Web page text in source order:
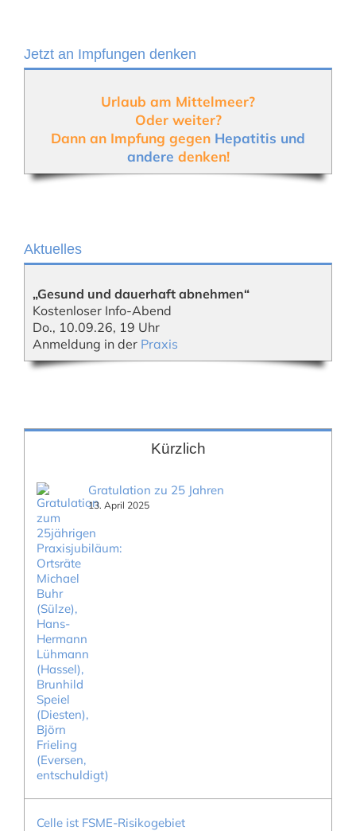
Jetzt an Impfungen denken
Urlaub am Mittelmeer?
Oder weiter?
Dann an Impfung gegen Hepatitis und
andere denken!
Aktuelles
„Gesund und dauerhaft abnehmen“
Kostenloser Info-Abend
Do., 10.09.26, 19 Uhr
Anmeldung in der Praxis
Kürzlich
Gratulation zu 25 Jahren
13. April 2025
Celle ist FSME-Risikogebiet